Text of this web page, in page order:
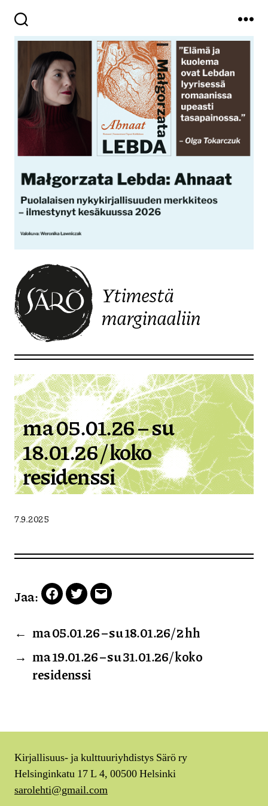
Ytimestä
marginaaliin
ma 05.01.26 – su
18.01.26 / koko
residenssi
7.9.2025
Jaa: Facebook
TwitterEmail
← ma 05.01.26 – su 18.01.26 / 2 hh
→ ma 19.01.26 – su 31.01.26 / koko
residenssi
Kirjallisuus- ja kulttuuriyhdistys Särö ry
Helsinginkatu 17 L 4, 00500 Helsinki
sarolehti@gmail.com